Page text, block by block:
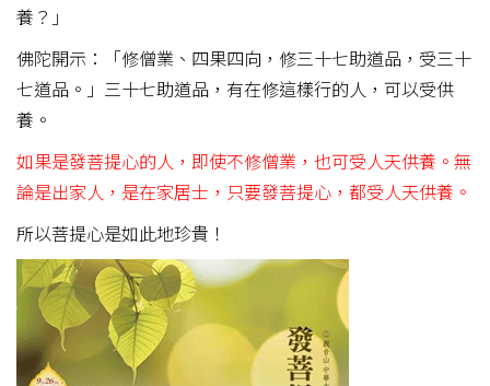
養？」
佛陀開示：「修僧業、四果四向，修三十七助道品，受三十
七道品。」三十七助道品，有在修這樣行的人，可以受供
養。
如果是發菩提心的人，即使不修僧業，也可受人天供養。無
論是出家人，是在家居士，只要發菩提心，都受人天供養。
所以菩提心是如此地珍貴！